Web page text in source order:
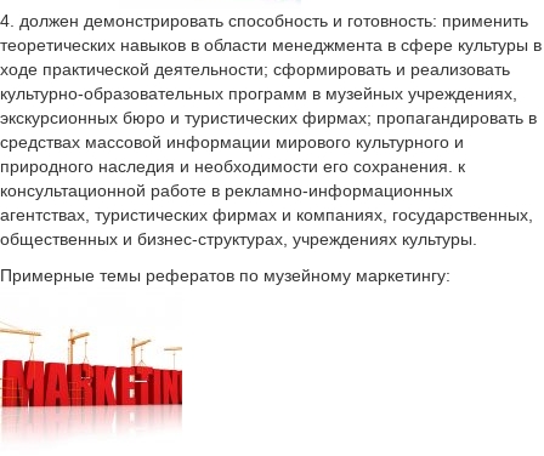
4. должен демонстрировать способность и готовность: применить
теоретических навыков в области менеджмента в сфере культуры в
ходе практической деятельности; сформировать и реализовать
культурно-образовательных программ в музейных учреждениях,
экскурсионных бюро и туристических фирмах; пропагандировать в
средствах массовой информации мирового культурного и
природного наследия и необходимости его сохранения. к
консультационной работе в рекламно-информационных
агентствах, туристических фирмах и компаниях, государственных,
общественных и бизнес-структурах, учреждениях культуры.
Примерные темы рефератов по музейному маркетингу: